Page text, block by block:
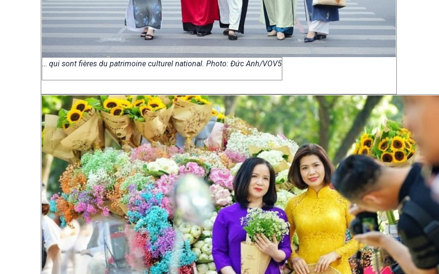
… qui sont fières du patrimoine culturel national. Photo: Đức Anh/VOV5